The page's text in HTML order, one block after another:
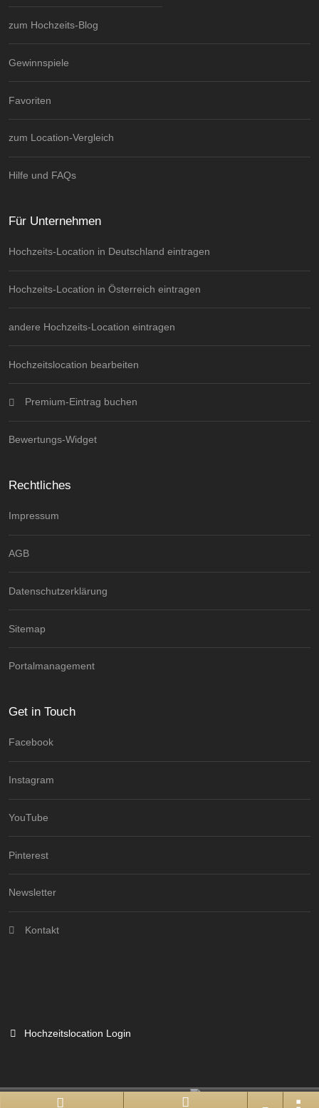
zum Hochzeits-Blog
Gewinnspiele
Favoriten
zum Location-Vergleich
Hilfe und FAQs
Für Unternehmen
Hochzeits-Location in Deutschland eintragen
Hochzeits-Location in Österreich eintragen
andere Hochzeits-Location eintragen
Hochzeitslocation bearbeiten
Premium-Eintrag buchen
Bewertungs-Widget
Rechtliches
Impressum
AGB
Datenschutzerklärung
Sitemap
Portalmanagement
Get in Touch
Facebook
Instagram
YouTube
Pinterest
Newsletter
Kontakt
Hochzeitslocation Login
Branchenportal Software made in Germany